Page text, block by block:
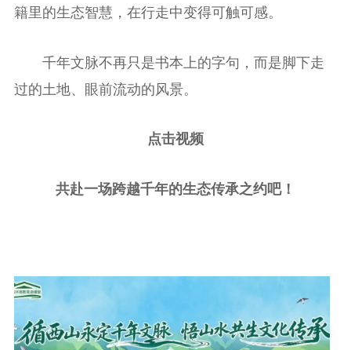
籍里的生态智慧，在行走中变得可触可感。
千年文脉不再只是书本上的字句，而是脚下走
过的土地、眼前流动的风景。
点击视频
共赴一场跨越千年的生态传承之约吧！